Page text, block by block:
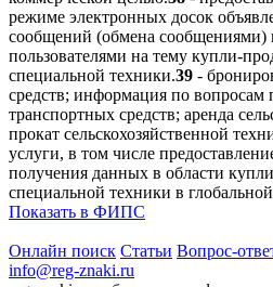
режиме электронных досок
сообщений (обмена
пользователями на тему купли-
специальной техники.39 -
средств; информация по вопросам
транспортных средств; аренда
прокат сельскохозяйственной
услуги, в том числе
получения данных в области
специальной техники в
Показать в ФИПС
Онлайн поиск Статьи Вопрос-
info@reg-znaki.ru